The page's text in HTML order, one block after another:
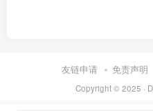
友链申请 免责声明
Copyright © 2025 ·